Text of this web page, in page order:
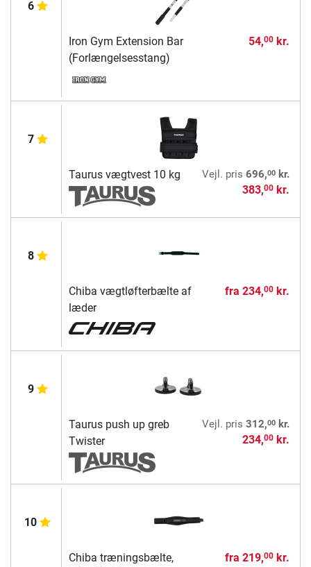
6
Iron Gym Extension Bar
(Forlængelsesstang)
54,00kr.
7
Taurus vægtvest 10 kg Vejl. pris 696,00kr.
383,00kr.
8
Chiba vægtløfterbælte af
læder
fra 234,00kr.
9
Taurus push up greb
Twister
Vejl. pris 312,00kr.
234,00kr.
10
Chiba træningsbælte,
fra 219,00kr.